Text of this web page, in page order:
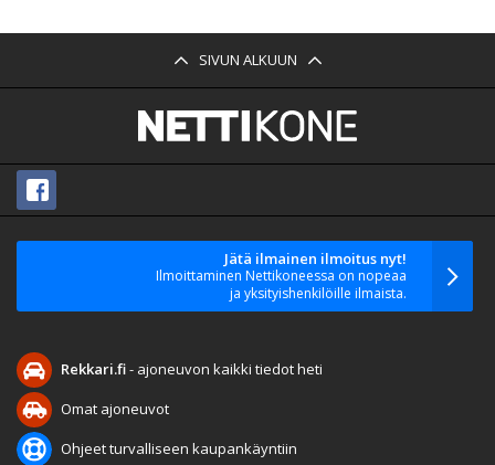
SIVUN ALKUUN
Jätä ilmainen ilmoitus nyt!
Ilmoittaminen Nettikoneessa on nopeaa
ja yksityishenkilöille ilmaista.
Rekkari.fi- ajoneuvon kaikki tiedot heti
Omat ajoneuvot
Ohjeet turvalliseen kaupankäyntiin